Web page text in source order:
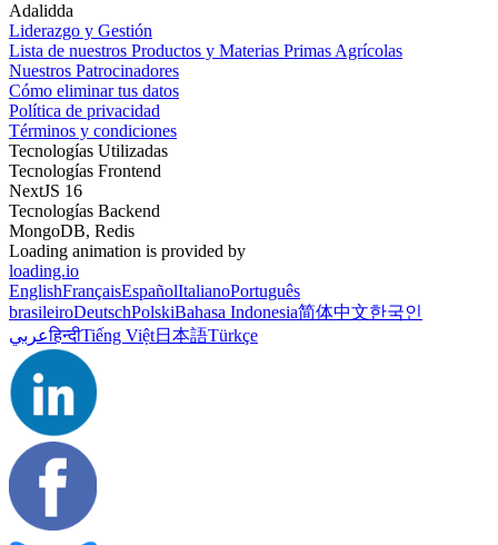
Adalidda
Liderazgo y Gestión
Lista de nuestros Productos y Materias Primas Agrícolas
Nuestros Patrocinadores
Cómo eliminar tus datos
Política de privacidad
Términos y condiciones
Tecnologías Utilizadas
Tecnologías Frontend
NextJS 16
Tecnologías Backend
MongoDB, Redis
Loading animation is provided by
loading.io
EnglishFrançaisEspañolItalianoPortuguês
brasileiroDeutschPolskiBahasa Indonesia简体中文한국인
عربيहिन्दीTiếng Việt日本語Türkçe